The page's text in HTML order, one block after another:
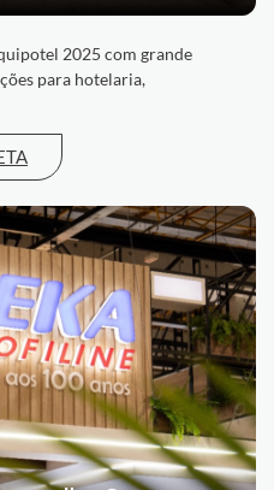
2025 com grande
para hotelaria,